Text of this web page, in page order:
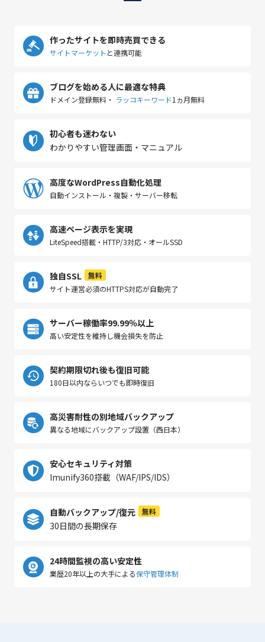
作ったサイトを即時売買できる
サイトマーケット と連携可能
ブログを始める人に最適な特典
ドメイン登録無料・ ラッコキーワード1ヵ月無料
初心者も迷わない
わかりやすい管理画面・マニュアル
高度なWordPress自動化処理
自動インストール・複製・サーバー移転
高速ページ表示を実現
LiteSpeed搭載・HTTP/3対応・オールSSD
独自SSL
無料
サイト運営必須のHTTPS対応が自動完了
サーバー稼働率99.99％以上
高い安定性を維持し機会損失を防止
契約期限切れ後も復旧可能
180日以内ならいつでも即時復旧
高災害耐性の別地域バックアップ
異なる地域にバックアップ設置（西日本）
安心セキュリティ対策
Imunify360搭載（WAF/IPS/IDS）
自動バックアップ/復元 無料
30日間の長期保存
24時間監視の高い安定性
業歴20年以上の大手による保守管理体制